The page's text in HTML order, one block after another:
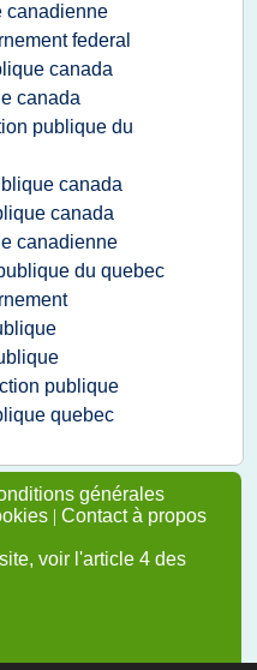
canadienne
federal
canada
canada
publique du
canada
canada
canadienne
du quebec
publique
quebec
générales
| Contact à propos
voir l'article 4 des